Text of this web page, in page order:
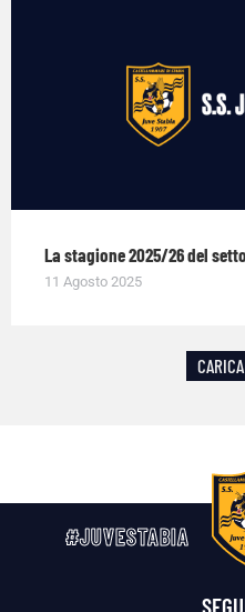
La stagione 2025/26 del
11 Agosto 2025
#JUVESTABIA